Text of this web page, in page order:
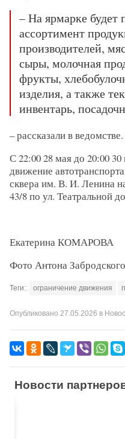
– На ярмарке будет
ассортимент
производителей,
сыры, молочная
фрукты,
изделия, а также
инвентарь,
– рассказали в ведомстве.
С 22:00 28 мая до 20:00
движение
сквера им. В. И. Ленина
43/8 по ул. Театральной
Екатерина КОМАРОВА
Фото Антона Забродского
Теги: ограничение движения
Опубликовано 27.05.2026 в
Новости